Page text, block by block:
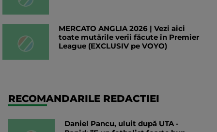
MERCATO ANGLIA 2026 | Vezi aici
toate mutările verii făcute în Premier
League (EXCLUSIV pe VOYO)
RECOMANDARILE REDACTIEI
Daniel Pancu, uluit după UTA -